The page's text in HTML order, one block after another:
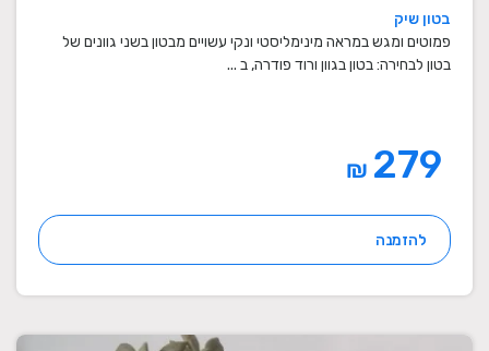
מעוצבים, עציצי בטון, פמוטים לשבת, עציצים
מבטון, מתנה לבית
בטון שיק
פמוטים ומגש במראה מינימליסטי ונקי עשויים מבטון בשני גוונים של
בטון לבחירה: בטון בגוון ורוד פודרה, ב ...
₪
להזמנה